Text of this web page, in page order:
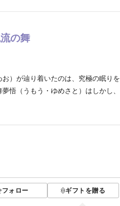
の舞
）が辿り着いたのは、究極の眠りを
悟（うもう・ゆめさと）はしかし、
フォロー ギフトを贈る